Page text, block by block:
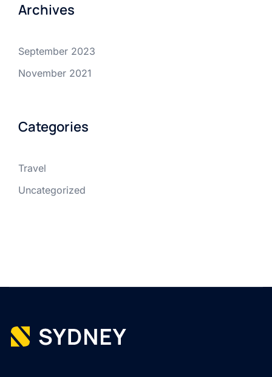
Archives
September 2023
November 2021
Categories
Travel
Uncategorized